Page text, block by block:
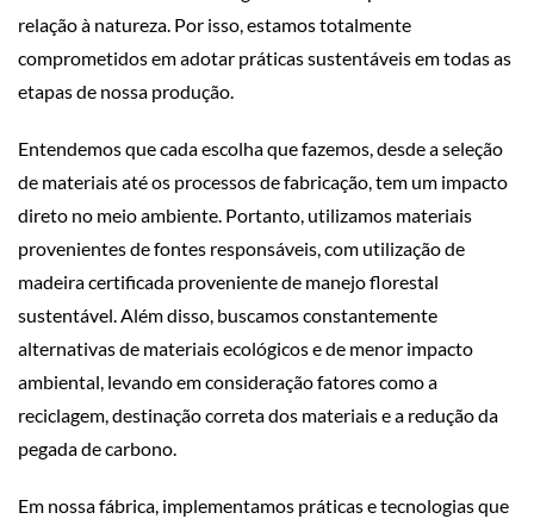
relação à natureza. Por isso, estamos totalmente
comprometidos em adotar práticas sustentáveis ​​em todas as
etapas de nossa produção.
Entendemos que cada escolha que fazemos, desde a seleção
de materiais até os processos de fabricação, tem um impacto
direto no meio ambiente. Portanto, utilizamos materiais
provenientes de fontes responsáveis, com utilização de
madeira certificada proveniente de manejo florestal
sustentável. Além disso, buscamos constantemente
alternativas de materiais ecológicos e de menor impacto
ambiental, levando em consideração fatores como a
reciclagem, destinação correta dos materiais e a redução da
pegada de carbono.
Em nossa fábrica, implementamos práticas e tecnologias que